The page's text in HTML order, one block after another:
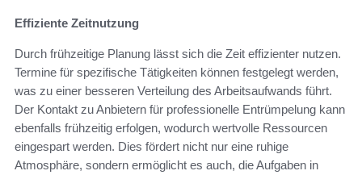
Effiziente Zeitnutzung
Durch frühzeitige Planung lässt sich die Zeit effizienter nutzen.
Termine für spezifische Tätigkeiten können festgelegt werden,
was zu einer besseren Verteilung des Arbeitsaufwands führt.
Der Kontakt zu Anbietern für professionelle Entrümpelung kann
ebenfalls frühzeitig erfolgen, wodurch wertvolle Ressourcen
eingespart werden. Dies fördert nicht nur eine ruhige
Atmosphäre, sondern ermöglicht es auch, die Aufgaben in